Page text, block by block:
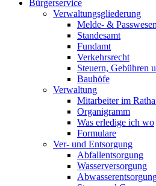
Bürgerservice
Verwaltungsgliederung
Melde- & Passwesen
Standesamt
Fundamt
Verkehrsrecht
Steuern, Gebühren
Bauhöfe
Verwaltung
Mitarbeiter im
Organigramm
Was erledige ich wo
Formulare
Ver- und Entsorgung
Abfallentsorgung
Wasserversorgung